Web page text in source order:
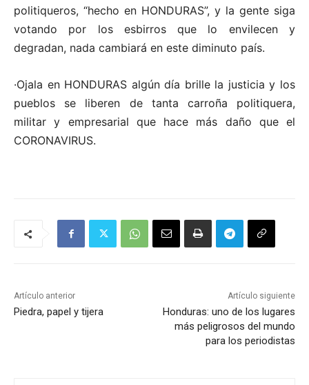
politiqueros, “hecho en HONDURAS”, y la gente siga
votando por los esbirros que lo envilecen y
degradan, nada cambiará en este diminuto país.
·Ojala en HONDURAS algún día brille la justicia y los
pueblos se liberen de tanta carroña politiquera,
militar y empresarial que hace más daño que el
CORONAVIRUS.
Artículo anterior
Piedra, papel y tijera
Artículo siguiente
Honduras: uno de los lugares
más peligrosos del mundo
para los periodistas